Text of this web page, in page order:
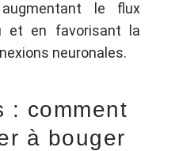
le flux
et en favorisant la
neuronales.
: comment
à bouger